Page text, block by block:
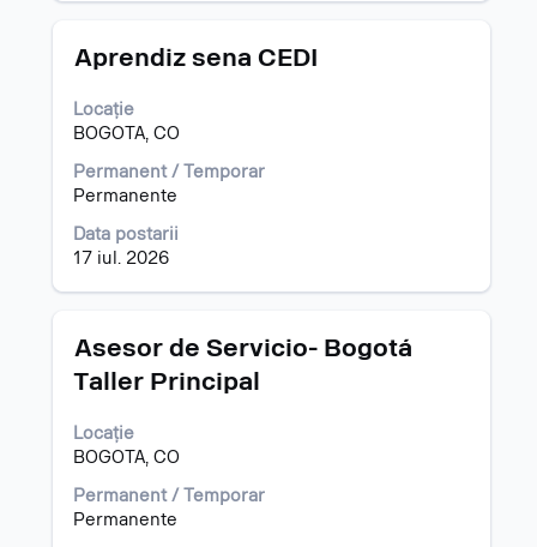
Titlu
Aprendiz sena CEDI
Locație
BOGOTA, CO
Permanent / Temporar
Permanente
Data postarii
17 iul. 2026
Selectați
tasta
spațiu
a
vizualiza
conținut
al
informațiilor
post.
Titlu
Asesor de Servicio- Bogotá
Taller Principal
Locație
BOGOTA, CO
Permanent / Temporar
Permanente
Selectați
tasta
pentru
a
vizualiza
întregul